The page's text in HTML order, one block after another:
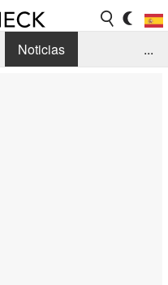
Noticias
...